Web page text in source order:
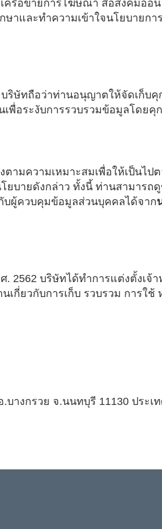
รือข่ายการโฆษณา สื่อสังคมออ
าและทำความเข้าใจนโยบายก
ริษัทถือว่าท่านอนุญาตให้จัดเก็บ
เพื่อระงับการรวบรวมข้อมูลโดยคุ
ามความเหมาะสมเพื่อให้เป็นไ
บายดังกล่าว ทั้งนี้ ท่านสามารถ
บผู้ควบคุมข้อมูลส่วนบุคคลได้จาก
บริษัทได้ทำการแต่งตั้งเจ้
กี่ยวกับการเก็บ รวบรวม การใ
างกรวย จ.นนทบุรี 11130 ประเ